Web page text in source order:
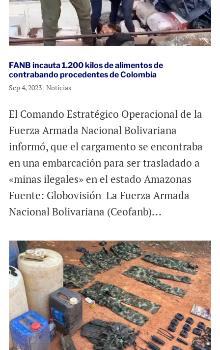
FANB incauta 1.200 kilos de alimentos de
contrabando procedentes de Colombia
Sep 4, 2023| Noticias
El Comando Estratégico Operacional de la
Fuerza Armada Nacional Bolivariana
informó, que el cargamento se encontraba
en una embarcación para ser trasladado a
«minas ilegales» en el estado Amazonas
Fuente: Globovisión La Fuerza Armada
Nacional Bolivariana (Ceofanb)...